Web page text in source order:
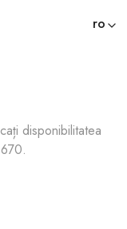
ro
disponibilitatea